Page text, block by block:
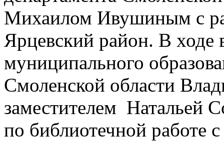
Михаилом Ивушиным с
Ярцевский район. В ходе
муниципального
Смоленской области
заместителем Натальей
по библиотечной работе